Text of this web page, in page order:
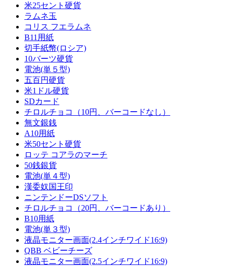
米25セント硬貨
ラムネ玉
コリス フエラムネ
B11用紙
切手紙幣(ロシア)
10バーツ硬貨
電池(単５型)
五百円硬貨
米1ドル硬貨
SDカード
チロルチョコ（10円、バーコードなし）
無文銀銭
A10用紙
米50セント硬貨
ロッテ コアラのマーチ
50銭銀貨
電池(単４型)
漢委奴国王印
ニンテンドーDSソフト
チロルチョコ（20円、バーコードあり）
B10用紙
電池(単３型)
液晶モニター画面(2.4インチワイド16:9)
QBB ベビーチーズ
液晶モニター画面(2.5インチワイド16:9)